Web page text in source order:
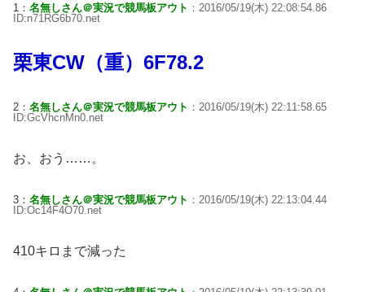
1： 名無しさん＠実況で競馬板アウト ：2016/05/19(木) 22:08:54.86
ID:n71RG6b70.net
栗東CW（重）6F78.2
2： 名無しさん＠実況で競馬板アウト ：2016/05/19(木) 22:11:58.65
ID:GcVhcnMn0.net
お、おう……。
3： 名無しさん＠実況で競馬板アウト ：2016/05/19(木) 22:13:04.44
ID:Oc14F4O70.net
410キロまで減った